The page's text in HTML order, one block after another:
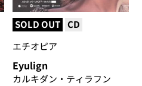
SOLD OUT CD
エチオピア
Eyulign
カルキダン・ティラフン